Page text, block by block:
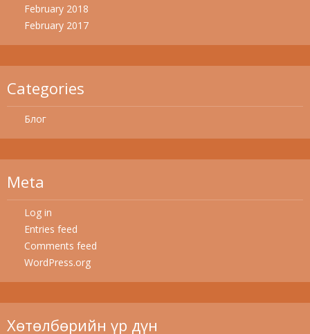
February 2018
February 2017
Categories
Блог
Meta
Log in
Entries feed
Comments feed
WordPress.org
Хөтөлбөрийн үр дүн